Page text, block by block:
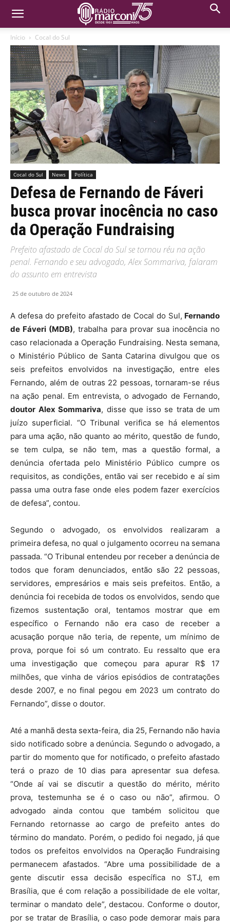
Início Cocal do Sul
Cocal do Sul News Política
Defesa de Fernando de Fáveri
busca provar inocência no caso
da Operação Fundraising
Prefeito afastado de Cocal do Sul se tornou réu na ação
penal. Fernando e seu advogado, Alex Sommariva, falaram
do assunto em entrevista
25 de outubro de 2024
A defesa do prefeito afastado de Cocal do Sul, Fernando
de Fáveri (MDB), trabalha para provar sua inocência no
caso relacionada a Operação Fundraising. Nesta semana,
o Ministério Público de Santa Catarina divulgou que os
seis prefeitos envolvidos na investigação, entre eles
Fernando, além de outras 22 pessoas, tornaram-se réus
na ação penal. Em entrevista, o advogado de Fernando,
doutor Alex Sommariva, disse que isso se trata de um
juízo superficial. “O Tribunal verifica se há elementos
para uma ação, não quanto ao mérito, questão de fundo,
se tem culpa, se não tem, mas a questão formal, a
denúncia ofertada pelo Ministério Público cumpre os
requisitos, as condições, então vai ser recebido e aí sim
passa uma outra fase onde eles podem fazer exercícios
de defesa”, contou.
Segundo o advogado, os envolvidos realizaram a
primeira defesa, no qual o julgamento ocorreu na semana
passada. “O Tribunal entendeu por receber a denúncia de
todos que foram denunciados, então são 22 pessoas,
servidores, empresários e mais seis prefeitos. Então, a
denúncia foi recebida de todos os envolvidos, sendo que
fizemos sustentação oral, tentamos mostrar que em
específico o Fernando não era caso de receber a
acusação porque não teria, de repente, um mínimo de
prova, porque foi só um contrato. Eu ressalto que era
uma investigação que começou para apurar R$ 17
milhões, que vinha de vários episódios de contratações
desde 2007, e no final pegou em 2023 um contrato do
Fernando”, disse o doutor.
Até a manhã desta sexta-feira, dia 25, Fernando não havia
sido notificado sobre a denúncia. Segundo o advogado, a
partir do momento que for notificado, o prefeito afastado
terá o prazo de 10 dias para apresentar sua defesa.
“Onde aí vai se discutir a questão do mérito, mérito
prova, testemunha se é o caso ou não”, afirmou. O
advogado ainda contou que também solicitou que
Fernando retornasse ao cargo de prefeito antes do
término do mandato. Porém, o pedido foi negado, já que
todos os prefeitos envolvidos na Operação Fundraising
permanecem afastados. “Abre uma possibilidade de a
gente discutir essa decisão específica no STJ, em
Brasília, que é com relação a possibilidade de ele voltar,
terminar o mandato dele”, destacou. Conforme o doutor,
por se tratar de Brasília, o caso pode demorar mais para